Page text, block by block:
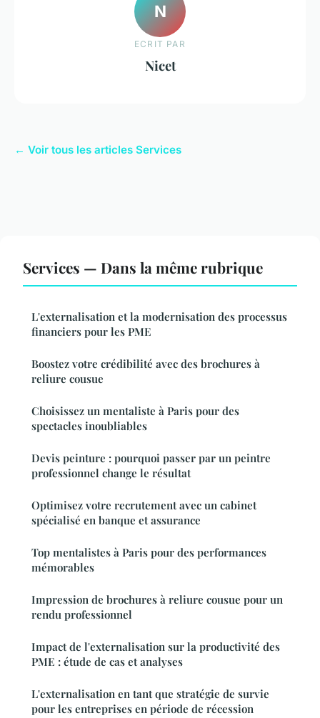
N
ECRIT PAR
Nicet
← Voir tous les articles Services
Services — Dans la même rubrique
L'externalisation et la modernisation des processus
financiers pour les PME
Boostez votre crédibilité avec des brochures à
reliure cousue
Choisissez un mentaliste à Paris pour des
spectacles inoubliables
Devis peinture : pourquoi passer par un peintre
professionnel change le résultat
Optimisez votre recrutement avec un cabinet
spécialisé en banque et assurance
Top mentalistes à Paris pour des performances
mémorables
Impression de brochures à reliure cousue pour un
rendu professionnel
Impact de l'externalisation sur la productivité des
PME : étude de cas et analyses
L'externalisation en tant que stratégie de survie
pour les entreprises en période de récession